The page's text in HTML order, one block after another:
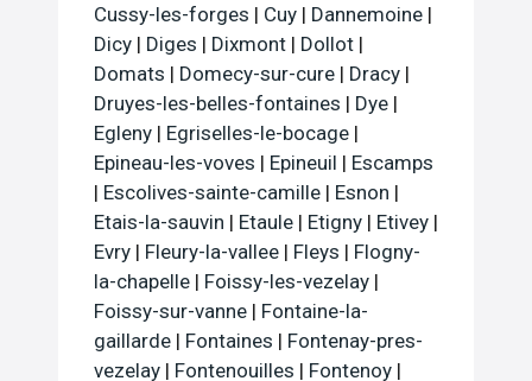
Cussy-les-forges | Cuy | Dannemoine |
Dicy | Diges | Dixmont | Dollot |
Domats | Domecy-sur-cure | Dracy |
Druyes-les-belles-fontaines | Dye |
Egleny | Egriselles-le-bocage |
Epineau-les-voves | Epineuil | Escamps
| Escolives-sainte-camille | Esnon |
Etais-la-sauvin | Etaule | Etigny | Etivey |
Evry | Fleury-la-vallee | Fleys | Flogny-
la-chapelle | Foissy-les-vezelay |
Foissy-sur-vanne | Fontaine-la-
gaillarde | Fontaines | Fontenay-pres-
vezelay | Fontenouilles | Fontenoy |